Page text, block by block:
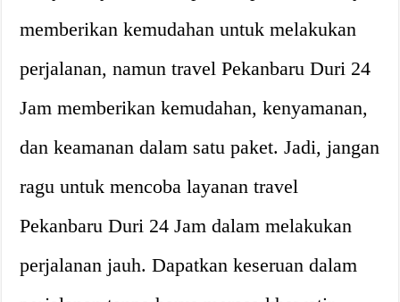
memberikan kemudahan untuk melakukan
perjalanan, namun travel Pekanbaru Duri 24
Jam memberikan kemudahan, kenyamanan,
dan keamanan dalam satu paket. Jadi, jangan
ragu untuk mencoba layanan travel
Pekanbaru Duri 24 Jam dalam melakukan
perjalanan jauh. Dapatkan keseruan dalam